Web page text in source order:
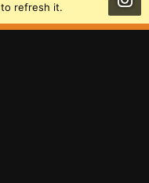
refresh it.